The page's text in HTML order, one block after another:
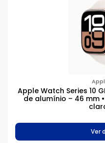
Apple Watch Series 10
de alumínio – 46 mm
Ver